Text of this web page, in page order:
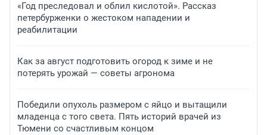
«Год преследовал и облил кислотой». Рассказ
петербурженки о жестоком нападении и
реабилитации
Как за август подготовить огород к зиме и не
потерять урожай — советы агронома
Победили опухоль размером с яйцо и вытащили
младенца с того света. Пять историй врачей из
Тюмени со счастливым концом